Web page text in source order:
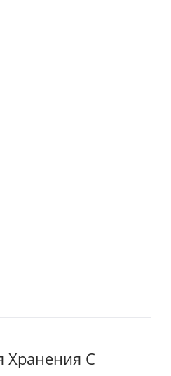
Хранения С